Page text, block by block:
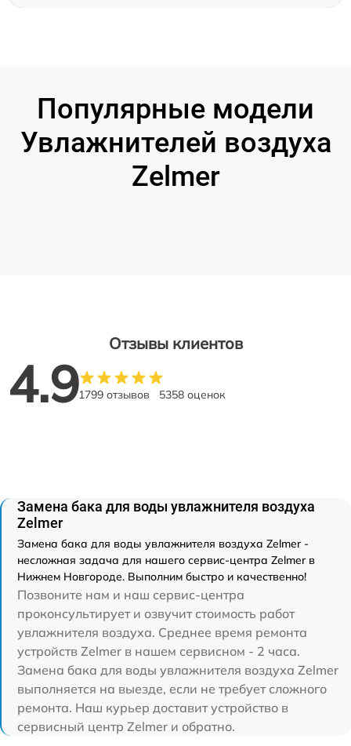
Популярные модели
Увлажнителей воздуха
Zelmer
Отзывы клиентов
4.91799 отзывов 5358 оценок
Замена бака для воды увлажнителя воздуха
Zelmer
Замена бака для воды увлажнителя воздуха Zelmer -
несложная задача для нашего сервис-центра Zelmer в
Нижнем Новгороде. Выполним быстро и качественно!
Позвоните нам и наш сервис-центра
проконсультирует и озвучит стоимость работ
увлажнителя воздуха. Среднее время ремонта
устройств Zelmer в нашем сервисном - 2 часа.
Замена бака для воды увлажнителя воздуха Zelmer
выполняется на выезде, если не требует сложного
ремонта. Наш курьер доставит устройство в
сервисный центр Zelmer и обратно.